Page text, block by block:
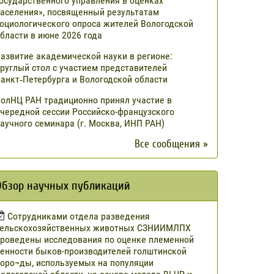
посвященный результатам
опроса жителей Вологодской
в июне 2026 года
академической науки в регионе:
стол с участием представителей
и Вологодской области
РАН традиционно принял участие в
сессии Российско-французского
семинара (г. Москва, ИНП РАН)
Все сообщения »
научных публикаций
Сотрудниками отдела разведения
животных СЗНИИМЛПХ
исследования по оценке племенной
быков-производителей голштинской
используемых на популяции